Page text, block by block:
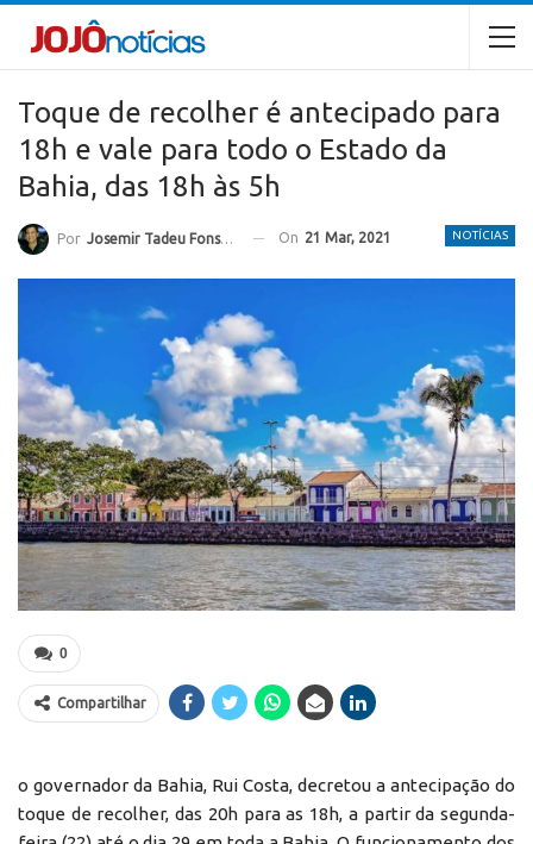
Toque de recolher é antecipado para
18h e vale para todo o Estado da
Bahia, das 18h às 5h
NOTÍCIAS
Por Josemir Tadeu Fonseca On 21 Mar, 2021
0
Compartilhar
o governador da Bahia, Rui Costa, decretou a antecipação do
toque de recolher, das 20h para as 18h, a partir da segunda-